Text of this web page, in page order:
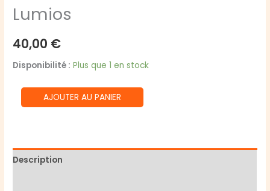
Lumios
40,00 €
Disponibilité : Plus que 1 en stock
quantité
de
AJOUTER AU PANIER
Description